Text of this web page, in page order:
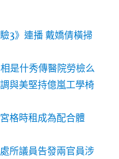
3》連播 戴嬌倩橫掃
是什秀傳醫院勞檢么
與美堅持億嵐工學椅
格時租成為配合體
所議員告發兩官員涉